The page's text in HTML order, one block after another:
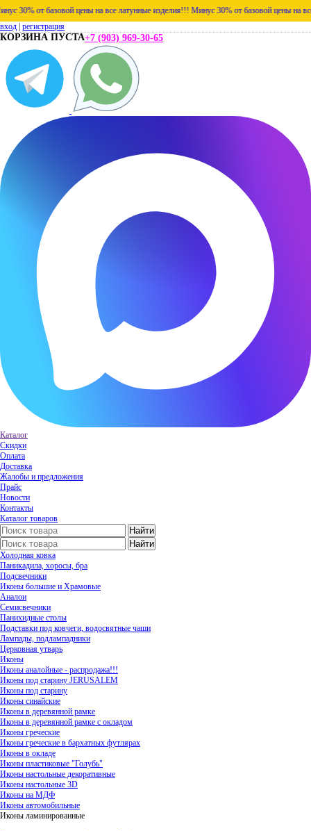
от базовой цены на все латунные изделия!!! Минус 30% от базовой цены на все
вход регистрация
КОРЗИНА ПУСТА+7 (903) 969-30-65
Каталог
Скидки
Оплата
Доставка
Жалобы и предложения
Прайс
Новости
Контакты
Каталог товаров
Холодная ковка
Паникадила, хоросы, бра
Подсвечники
Иконы большие и Храмовые
Аналои
Семисвечники
Панихидные столы
Подставки под ковчеги, водосвятные чаши
Лампады, подлампадники
Церковная утварь
Иконы
Иконы аналойные - распродажа!!!
Иконы под старину JERUSALEM
Иконы под старину
Иконы синайские
Иконы в деревянной рамке
Иконы в деревянной рамке с окладом
Иконы греческие
Иконы греческие в бархатных футлярах
Иконы в окладе
Иконы пластиковые "Голубь"
Иконы настольные декоративные
Иконы настольные 3D
Иконы на МДФ
Иконы автомобильные
Иконы ламинированные